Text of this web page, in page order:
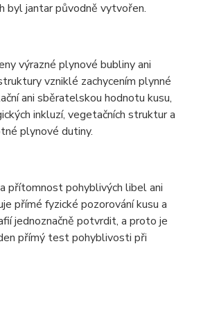
byl jantar původně vytvořen.
výrazné plynové bubliny ani
vzniklé zachycením plynné
ani sběratelskou hodnotu kusu,
inkluzí, vegetačních struktur a
plynové dutiny.
přítomnost pohyblivých libel ani
přímé fyzické pozorování kusu a
jednoznačně potvrdit, a proto je
přímý test pohyblivosti při